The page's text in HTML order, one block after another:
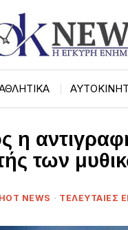
η
των
HOT NEWS · ΤΕΛΕΥΤΑΙΕΣ